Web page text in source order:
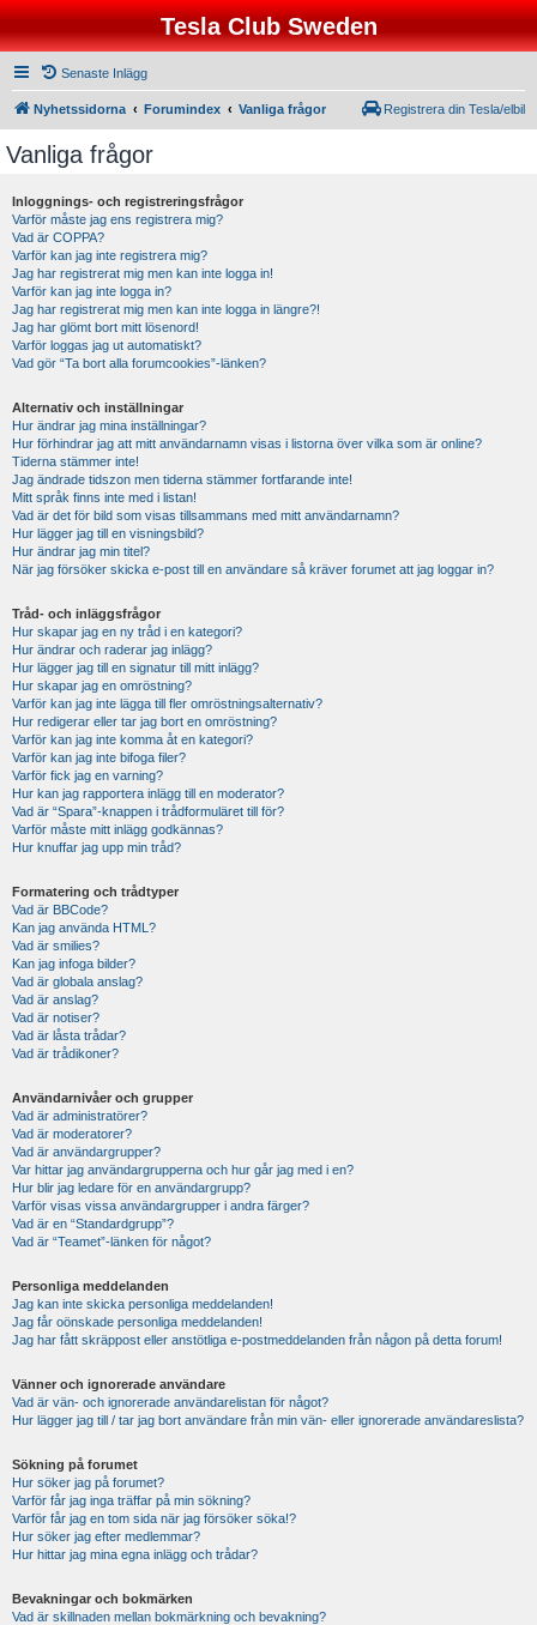
Tesla Club Sweden
Senaste Inlägg
Nyhetssidorna Forumindex Vanliga frågor Registrera din Tesla/elbil
Vanliga frågor
Inloggnings- och registreringsfrågor
Varför måste jag ens registrera mig?
Vad är COPPA?
Varför kan jag inte registrera mig?
Jag har registrerat mig men kan inte logga in!
Varför kan jag inte logga in?
Jag har registrerat mig men kan inte logga in längre?!
Jag har glömt bort mitt lösenord!
Varför loggas jag ut automatiskt?
Vad gör “Ta bort alla forumcookies”-länken?
Alternativ och inställningar
Hur ändrar jag mina inställningar?
Hur förhindrar jag att mitt användarnamn visas i listorna över vilka som är online?
Tiderna stämmer inte!
Jag ändrade tidszon men tiderna stämmer fortfarande inte!
Mitt språk finns inte med i listan!
Vad är det för bild som visas tillsammans med mitt användarnamn?
Hur lägger jag till en visningsbild?
Hur ändrar jag min titel?
När jag försöker skicka e-post till en användare så kräver forumet att jag loggar in?
Tråd- och inläggsfrågor
Hur skapar jag en ny tråd i en kategori?
Hur ändrar och raderar jag inlägg?
Hur lägger jag till en signatur till mitt inlägg?
Hur skapar jag en omröstning?
Varför kan jag inte lägga till fler omröstningsalternativ?
Hur redigerar eller tar jag bort en omröstning?
Varför kan jag inte komma åt en kategori?
Varför kan jag inte bifoga filer?
Varför fick jag en varning?
Hur kan jag rapportera inlägg till en moderator?
Vad är “Spara”-knappen i trådformuläret till för?
Varför måste mitt inlägg godkännas?
Hur knuffar jag upp min tråd?
Formatering och trådtyper
Vad är BBCode?
Kan jag använda HTML?
Vad är smilies?
Kan jag infoga bilder?
Vad är globala anslag?
Vad är anslag?
Vad är notiser?
Vad är låsta trådar?
Vad är trådikoner?
Användarnivåer och grupper
Vad är administratörer?
Vad är moderatorer?
Vad är användargrupper?
Var hittar jag användargrupperna och hur går jag med i en?
Hur blir jag ledare för en användargrupp?
Varför visas vissa användargrupper i andra färger?
Vad är en “Standardgrupp”?
Vad är “Teamet”-länken för något?
Personliga meddelanden
Jag kan inte skicka personliga meddelanden!
Jag får oönskade personliga meddelanden!
Jag har fått skräppost eller anstötliga e-postmeddelanden från någon på detta forum!
Vänner och ignorerade användare
Vad är vän- och ignorerade användarelistan för något?
Hur lägger jag till / tar jag bort användare från min vän- eller ignorerade användareslista?
Sökning på forumet
Hur söker jag på forumet?
Varför får jag inga träffar på min sökning?
Varför får jag en tom sida när jag försöker söka!?
Hur söker jag efter medlemmar?
Hur hittar jag mina egna inlägg och trådar?
Bevakningar och bokmärken
Vad är skillnaden mellan bokmärkning och bevakning?